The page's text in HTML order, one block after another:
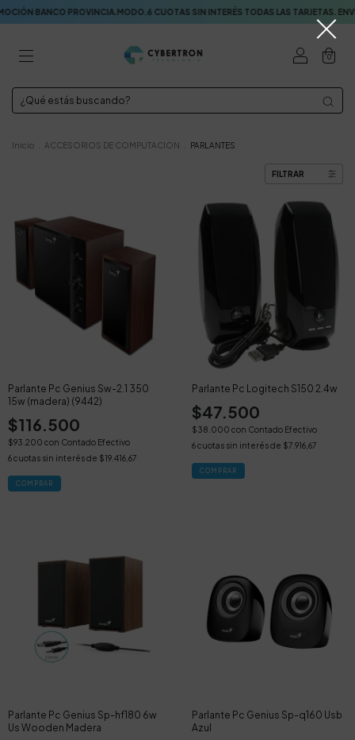
BANCO PROVINCIA.MODO.6 CUOTAS SIN INTERÉS TODAS LAS TARJETAS. ENVÍOS
0
Inicio ACCESORIOS DE COMPUTACION PARLANTES
FILTRAR
Parlante Pc Genius Sw-2.1 350
15w (madera) (9442)
$116.500
$93.200 con Contado Efectivo
6cuotas sin interés de $19.416,67
Parlante Pc Logitech S150 2.4w
$47.500
$38.000 con Contado Efectivo
6 cuotas sin interés de $7.916,67
Parlante Pc Genius Sp-hf180 6w
Us Wooden Madera
Parlante Pc Genius Sp-q160 Usb
Azul